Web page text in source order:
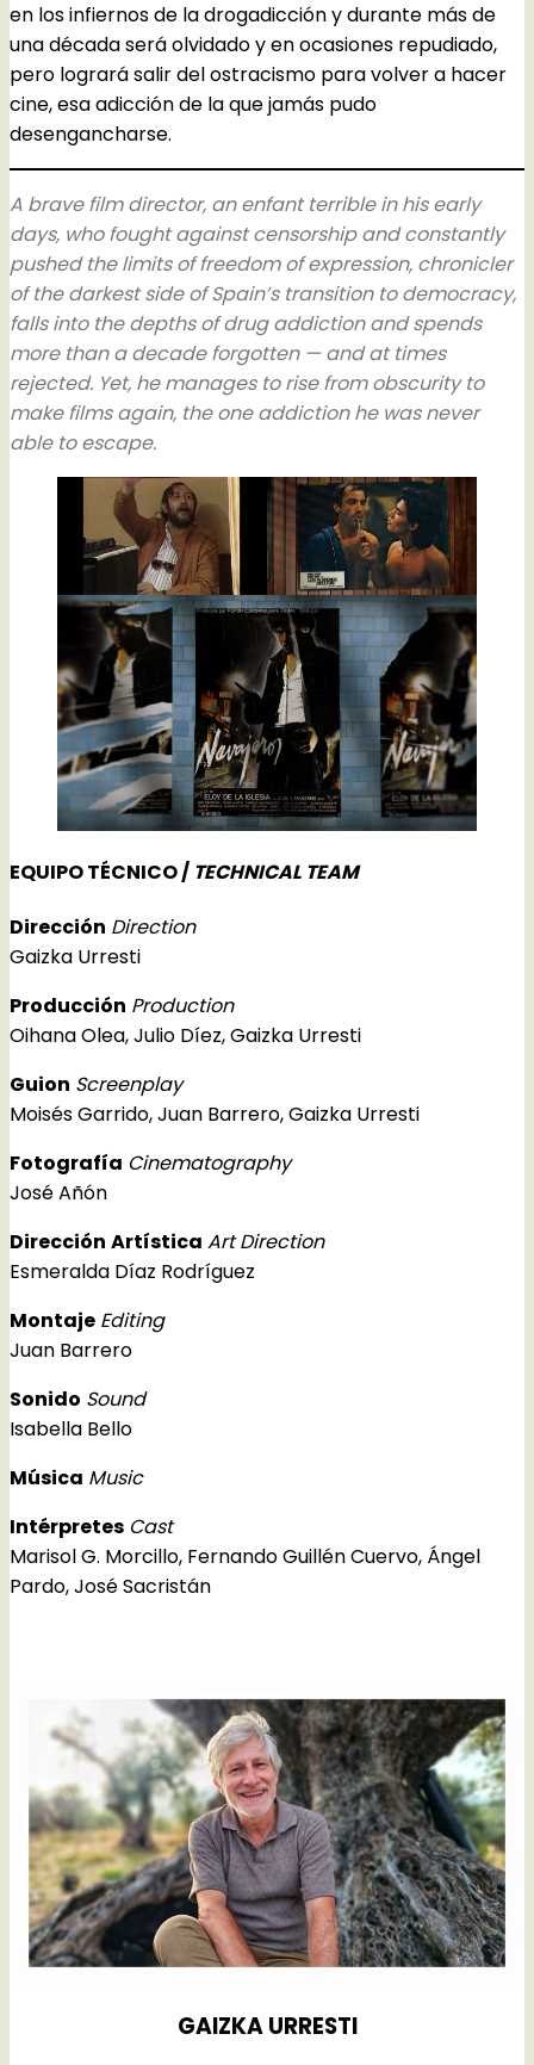
en los infiernos de la drogadicción y durante más de
una década será olvidado y en ocasiones repudiado,
pero logrará salir del ostracismo para volver a hacer
cine, esa adicción de la que jamás pudo
desengancharse.
A brave film director, an enfant terrible in his early
days, who fought against censorship and constantly
pushed the limits of freedom of expression, chronicler
of the darkest side of Spain’s transition to democracy,
falls into the depths of drug addiction and spends
more than a decade forgotten — and at times
rejected. Yet, he manages to rise from obscurity to
make films again, the one addiction he was never
able to escape.
EQUIPO TÉCNICO / TECHNICAL TEAM
Dirección Direction
Gaizka Urresti
Producción Production
Oihana Olea, Julio Díez, Gaizka Urresti
Guion Screenplay
Moisés Garrido, Juan Barrero, Gaizka Urresti
Fotografía Cinematography
José Añón
Dirección Artística Art Direction
Esmeralda Díaz Rodríguez
Montaje Editing
Juan Barrero
Sonido Sound
Isabella Bello
Música Music
Intérpretes Cast
Marisol G. Morcillo, Fernando Guillén Cuervo, Ángel
Pardo, José Sacristán
GAIZKA URRESTI